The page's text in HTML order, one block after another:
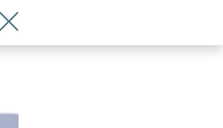
Wróć do artykułu Z Wrocławia